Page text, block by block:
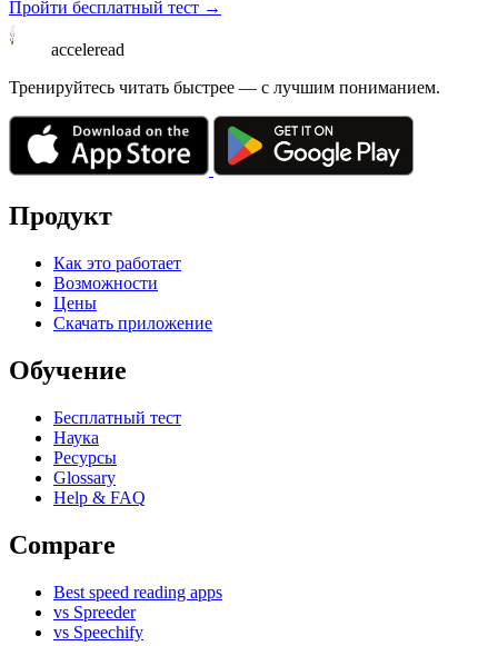
Пройти бесплатный тест →
acceleread
Тренируйтесь читать быстрее — с лучшим пониманием.
Продукт
Как это работает
Возможности
Цены
Скачать приложение
Обучение
Бесплатный тест
Наука
Ресурсы
Glossary
Help & FAQ
Compare
Best speed reading apps
vs Spreeder
vs Speechify